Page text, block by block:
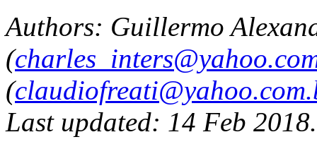
Authors: Guillermo
(
(
Last updated: 14 Feb 2018.